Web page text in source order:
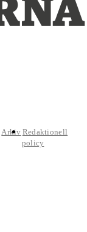
Arkiv Redaktionell
policy